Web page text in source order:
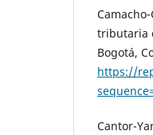
tributaria
Bogotá,
https://
Cantor-